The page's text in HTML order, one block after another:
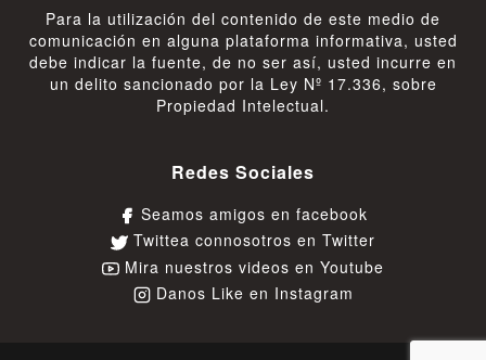
Para la utilización del contenido de este medio de
comunicación en alguna plataforma informativa, usted
debe indicar la fuente, de no ser así, usted incurre en
un delito sancionado por la Ley Nº 17.336, sobre
Propiedad Intelectual.
Redes Sociales
Seamos amigos en facebook
Twittea connosotros en Twitter
Mira nuestros videos en Youtube
Danos Like en Instagram